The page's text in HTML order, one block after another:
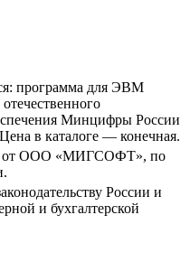
программа для ЭВМ
Минцифры России
в каталоге — конечная.
от ООО «МИГСОФТ», по
России и
и бухгалтерской